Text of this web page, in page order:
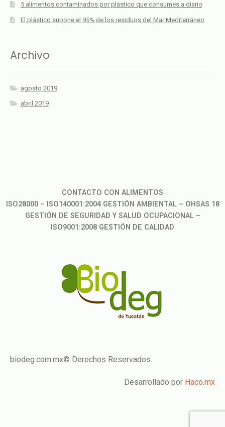
5 alimentos contaminados por plástico que consumes a diario
El plástico supone el 95% de los residuos del Mar Mediterráneo
Archivo
agosto 2019
abril 2019
CONTACTO CON ALIMENTOS
ISO28000 – ISO140001:2004 GESTIÓN AMBIENTAL – OHSAS 18
GESTIÓN DE SEGURIDAD Y SALUD OCUPACIONAL –
ISO9001:2008 GESTIÓN DE CALIDAD
biodeg.com.mx© Derechos Reservados.
Desarrollado por Haco.mx